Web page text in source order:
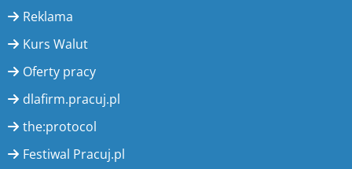
Reklama
Kurs Walut
Oferty pracy
dlafirm.pracuj.pl
the:protocol
Festiwal Pracuj.pl